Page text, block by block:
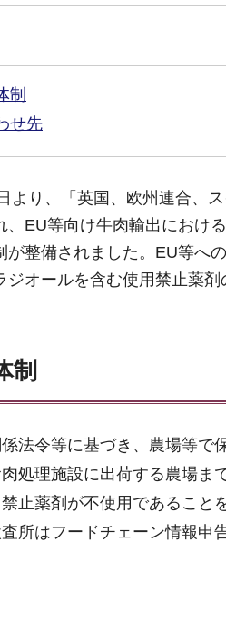
制
せ先
より、「英国、欧州連合、
、EU等向け牛肉輸出におけ
が整備されました。EU等へ
ジオールを含む使用禁止薬剤
制
法令等に基づき、農場等で
処理施設に出荷する農場ま
止薬剤が不使用であること
所はフードチェーン情報申